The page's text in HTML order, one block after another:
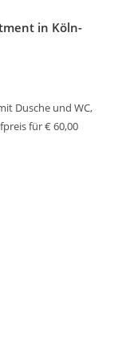
in Köln-
Dusche und WC,
für € 60,00